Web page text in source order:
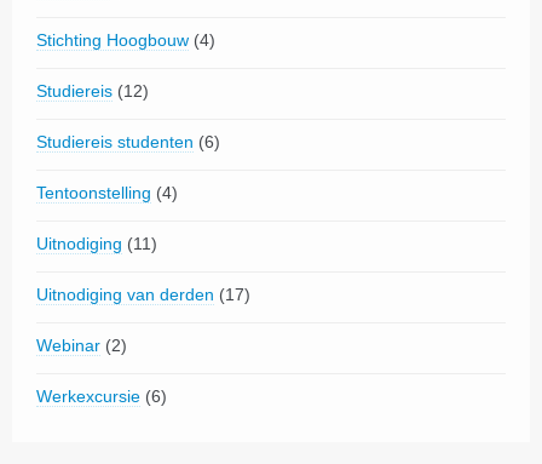
Stichting Hoogbouw (4)
Studiereis (12)
Studiereis studenten (6)
Tentoonstelling (4)
Uitnodiging (11)
Uitnodiging van derden (17)
Webinar (2)
Werkexcursie (6)